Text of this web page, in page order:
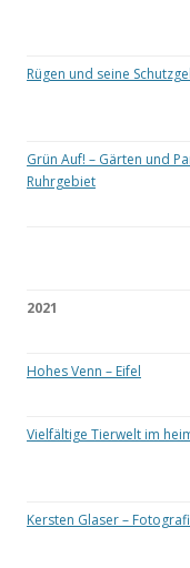
Rügen und seine
Grün Auf! – Gärten und
Ruhrgebiet
2021
Hohes Venn – Eifel
Vielfältige Tierwelt im
Kersten Glaser –